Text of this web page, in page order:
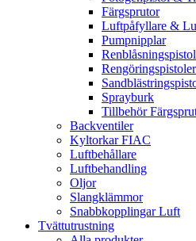
Färgsprutor
Luftpåfyllare &
Pumpnipplar
Sprayburk
Tillbehör
Backventiler
Kyltorkar FIAC
Luftbehållare
Luftbehandling
Oljor
Slangklämmor
Snabbkopplingar Luft
Tvättutrustning